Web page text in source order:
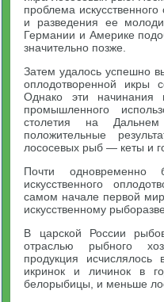
проблема
и разведения ее
Германии и Америке
значительно позже.
Затем удалось успешно
оплодотворенной икры
Однако эти
промышленного
столетия на
положительные
лососевых рыб — кеты и
Почти одновременно
искусственного
самом начале первой
искусственному
В царской России
отраслью рыбного
продукция
икринок и личинок в
белорыбицы, и меньше